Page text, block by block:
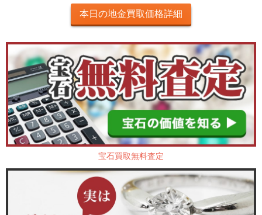
本日の地金買取価格詳細
宝石買取無料査定